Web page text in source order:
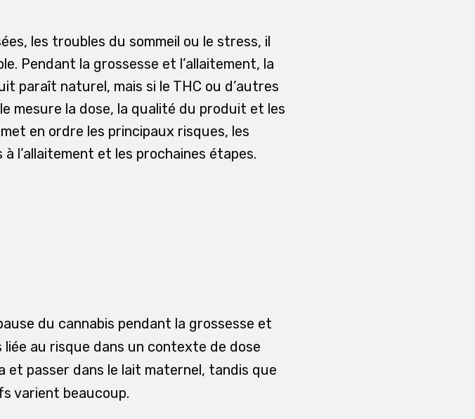
les troubles du sommeil ou le stress, il
Pendant la grossesse et l’allaitement, la
paraît naturel, mais si le THC ou d’autres
mesure la dose, la qualité du produit et les
en ordre les principaux risques, les
l’allaitement et les prochaines étapes.
du cannabis pendant la grossesse et
liée au risque dans un contexte de dose
passer dans le lait maternel, tandis que
varient beaucoup.